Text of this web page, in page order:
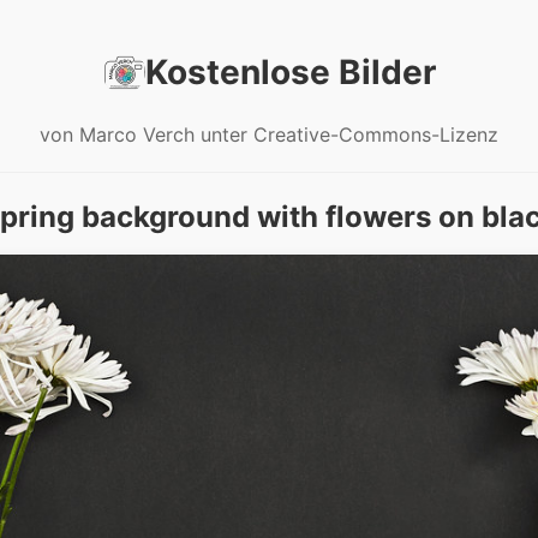
Kostenlose Bilder
von Marco Verch unter Creative-Commons-Lizenz
background with flowers on